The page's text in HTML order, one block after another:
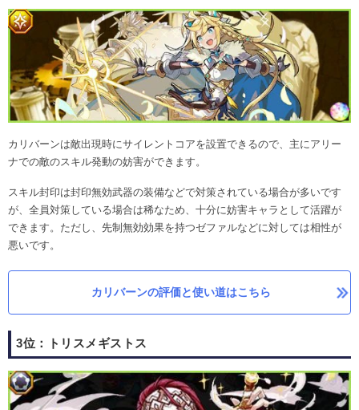
カリバーンは敵出現時にサイレントコアを設置できるので、主にアリー
ナでの敵のスキル発動の妨害ができます。
スキル封印は封印無効武器の装備などで対策されている場合が多いです
が、全員対策している場合は稀なため、十分に妨害キャラとして活躍が
できます。ただし、先制無効効果を持つゼファルなどに対しては相性が
悪いです。
カリバーンの評価と使い道はこちら
3位：トリスメギストス